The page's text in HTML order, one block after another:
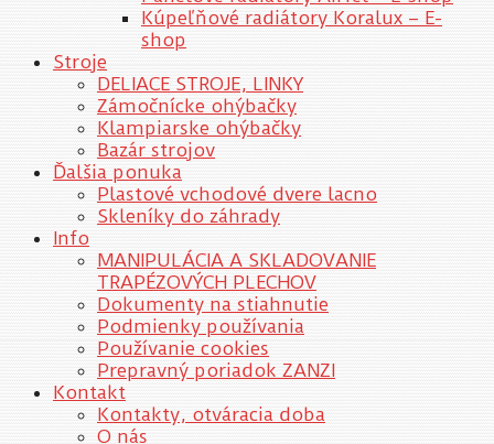
Kúpeľňové radiátory Koralux – E-
shop
Stroje
DELIACE STROJE, LINKY
Zámočnícke ohýbačky
Klampiarske ohýbačky
Bazár strojov
Ďalšia ponuka
Plastové vchodové dvere lacno
Skleníky do záhrady
Info
MANIPULÁCIA A SKLADOVANIE
TRAPÉZOVÝCH PLECHOV
Dokumenty na stiahnutie
Podmienky používania
Používanie cookies
Prepravný poriadok ZANZI
Kontakt
Kontakty, otváracia doba
O nás